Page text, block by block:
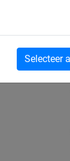
Selecteer